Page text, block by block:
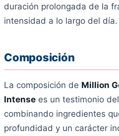
duración prolongada de la
intensidad a lo largo del día.
Composición
La composición de Million
Intense es un testimonio
combinando ingredientes
profundidad y un carácter